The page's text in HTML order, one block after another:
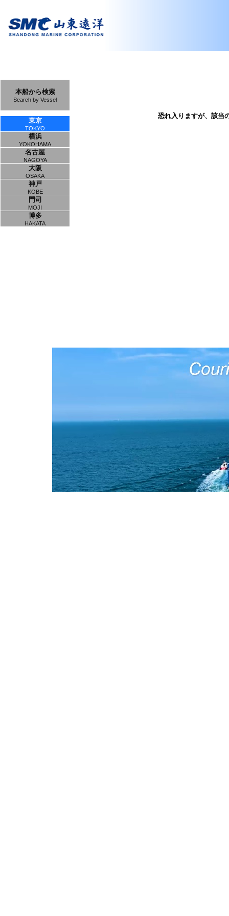
本船から検索
Search by Vessel
東京
TOKYO
横浜
YOKOHAMA
名古屋
NAGOYA
大阪
OSAKA
神戸
KOBE
門司
MOJI
博多
HAKATA
恐れ入りますが、該当